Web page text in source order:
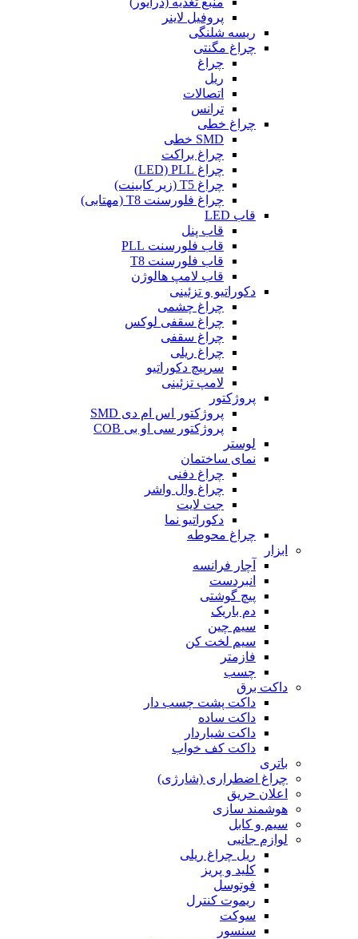
پروفیل لاینر
ریسه شلنگی
چراغ مگنتی
چراغ
ریل
اتصالات
ترانس
چراغ خطی
SMD خطی
چراغ براکت
چراغ LED) PLL)
چراغ T5 (زیر کابینت)
چراغ فلورسنت T8 (مهتابی)
قاب LED
قاب پنل
قاب فلورسنت PLL
قاب فلورسنت T8
قاب لامپ هالوژن
دکوراتیو و تزئینی
چراغ چشمی
چراغ سقفی لوکس
چراغ سقفی
چراغ ریلی
سرپیچ دکوراتیو
لامپ تزئینی
پروژکتور
پروژکتور اس ام دی SMD
پروژکتور سی او بی COB
لوستر
نمای ساختمان
چراغ دفنی
چراغ وال واشر
جت لایت
دکوراتیو نما
چراغ محوطه
ابزار
آچار فرانسه
انبردست
پیچ گوشتی
دم باریک
سیم چین
سیم لخت کن
فازمتر
چسب
داکت برق
داکت پشت چسب دار
داکت ساده
داکت شیاردار
داکت کف خواب
باتری
چراغ اضطراری (شارژی)
اعلان حریق
هوشمند سازی
سیم و کابل
لوازم جانبی
ریل چراغ ریلی
کلید و پریز
فوتوسل
ریموت کنترل
سوکت
سنسور